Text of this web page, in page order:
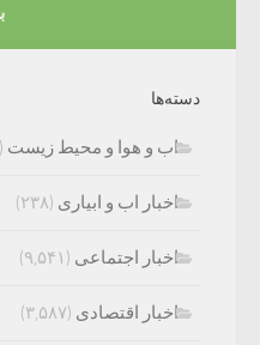
دسته‌ها
اب و هوا و محیط زیست (۶۰۸)
اخبار اب و ابیاری (۲۳۸)
اخبار اجتماعی (۹,۵۴۱)
اخبار اقتصادی (۳,۵۸۷)